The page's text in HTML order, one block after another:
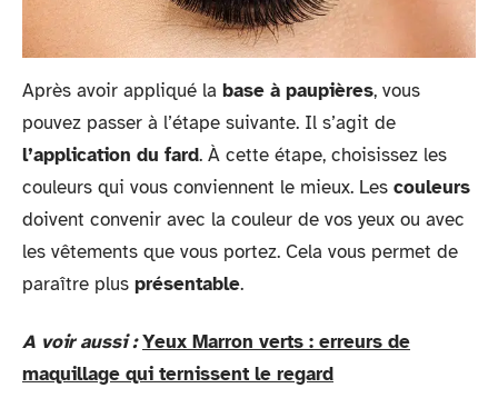
Après avoir appliqué la base à paupières, vous
pouvez passer à l’étape suivante. Il s’agit de
l’application du fard. À cette étape, choisissez les
couleurs qui vous conviennent le mieux. Les couleurs
doivent convenir avec la couleur de vos yeux ou avec
les vêtements que vous portez. Cela vous permet de
paraître plus présentable.
A voir aussi : Yeux Marron verts : erreurs de
maquillage qui ternissent le regard